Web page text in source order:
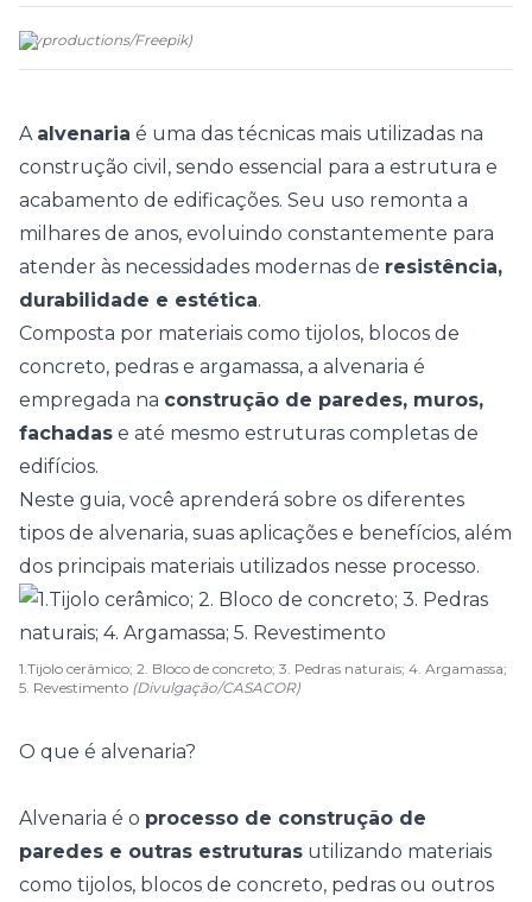
(pvproductions/Freepik)
A alvenaria é uma das técnicas mais utilizadas na
construção civil, sendo essencial para a estrutura e
acabamento de edificações. Seu uso remonta a
milhares de anos, evoluindo constantemente para
atender às necessidades modernas de resistência,
durabilidade e estética.
Composta por materiais como tijolos, blocos de
concreto, pedras e argamassa, a alvenaria é
empregada na construção de paredes, muros,
fachadas e até mesmo estruturas completas de
edifícios.
Neste guia, você aprenderá sobre os diferentes
tipos de alvenaria, suas aplicações e benefícios, além
dos principais materiais utilizados nesse processo.
1.Tijolo cerâmico; 2. Bloco de concreto; 3. Pedras naturais; 4. Argamassa;
5. Revestimento (Divulgação/CASACOR)
O que é alvenaria?
Alvenaria é o processo de construção de
paredes e outras estruturas utilizando materiais
como tijolos, blocos de concreto, pedras ou outros